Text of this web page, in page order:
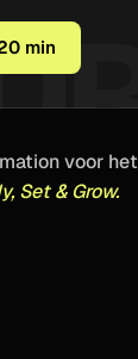
min
voor het
Set & Grow.